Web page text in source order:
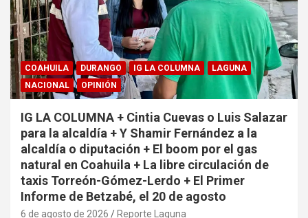
COAHUILA DURANGO IG LA COLUMNA
LAGUNA
NACIONAL
OPINIÓN
IG LA COLUMNA + Cintia Cuevas o Luis Salazar
para la alcaldía + Y Shamir Fernández a la
alcaldía o diputación + El boom por el gas
natural en Coahuila + La libre circulación de
taxis Torreón-Gómez-Lerdo + El Primer
Informe de Betzabé, el 20 de agosto
6 de agosto de 2026 Reporte Laguna